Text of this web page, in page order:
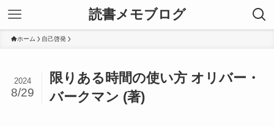
読書メモブログ
ホーム 自己啓発
限りある時間の使い方 オリバー・
バークマン (著)
2024
8/29